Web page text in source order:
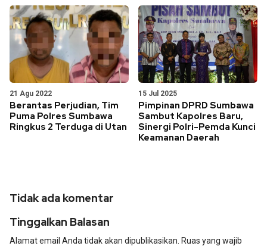
21 Agu 2022
Berantas Perjudian, Tim
Puma Polres Sumbawa
Ringkus 2 Terduga di Utan
15 Jul 2025
Pimpinan DPRD Sumbawa
Sambut Kapolres Baru,
Sinergi Polri-Pemda Kunci
Keamanan Daerah
Tidak ada komentar
Tinggalkan Balasan
Alamat email Anda tidak akan dipublikasikan. Ruas yang wajib